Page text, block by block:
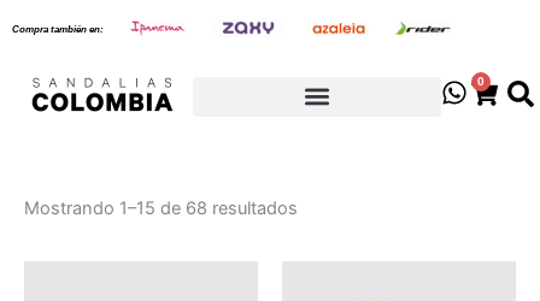
Compra también en:
0
Cart
Mostrando 1–15 de 68 resultados
by
latest